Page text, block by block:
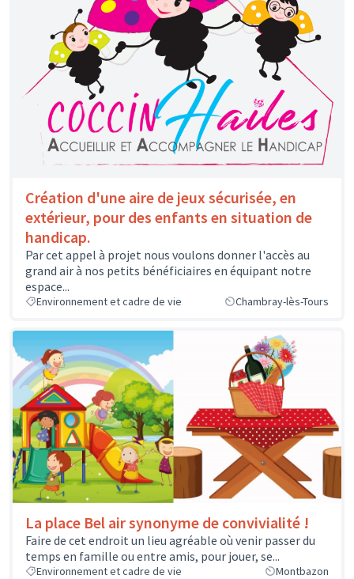
Création d'une aire de jeux sécurisée, en
extérieur, pour des enfants en situation de
handicap.
Par cet appel à projet nous voulons donner l'accès au
grand air à nos petits bénéficiaires en équipant notre
espace...
Environnement et cadre de vie Chambray-lès-Tours
La place Bel air synonyme de convivialité !
Faire de cet endroit un lieu agréable où venir passer du
temps en famille ou entre amis, pour jouer, se...
Environnement et cadre de vie Montbazon